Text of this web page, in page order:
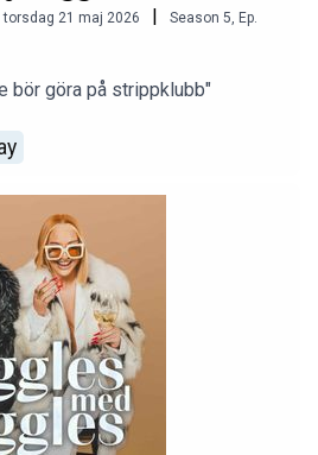
torsdag 21 maj 2026 | Season 5, Ep.
bör göra på strippklubb"